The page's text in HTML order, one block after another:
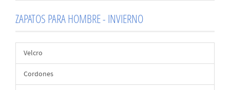
ZAPATOS PARA HOMBRE - INVIERNO
Velcro
Cordones